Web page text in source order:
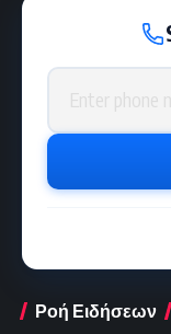
Phone number
Ροή Ειδήσεων